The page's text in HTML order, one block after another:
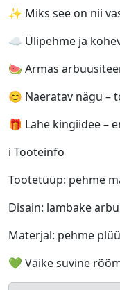
✨ Miks see on nii
☁️ Ülipehme ja
🍉 Armas
😊 Naeratav nägu –
🎁 Lahe kingiidee –
ℹ️ Tooteinfo
Tootetüüp: pehme
Disain: lambake
Materjal: pehme
💚 Väike suvine